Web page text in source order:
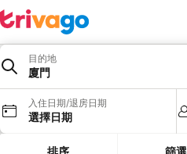
目的地
廈門
入住日期/退房日期
選擇日期
排序 篩選